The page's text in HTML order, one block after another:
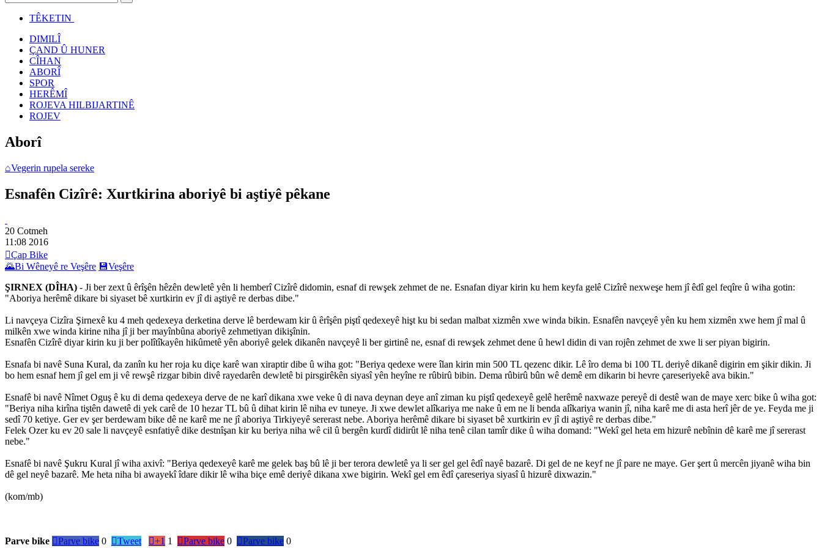
TÊKETIN
DIMILÎ
ÇAND Û HUNER
CÎHAN
ABORÎ
SPOR
HERÊMÎ
ROJEVA HILBIJARTINÊ
ROJEV
Aborî
⌂Vegerin rupela sereke
Esnafên Cizîrê: Xurtkirina aboriyê bi aştiyê pêkane
20 Cotmeh
11:08 2016
Çap Bike
🌄Bi Wêneyê re Veşêre 💾Veşêre
ŞIRNEX (DÎHA) - Ji ber zext û êrîşên hêzên dewletê yên li hemberî Cizîrê didomin, esnaf di rewşek zehmet de ne. Esnafan diyar kirin ku hem keyfa gelê Cizîrê nexweşe hem jî êdî gel feqîre û wiha gotin:
"Aboriya herêmê dikare bi siyaset bê xurtkirin ev jî di aştiyê re derbas dibe."
Li navçeya Cizîra Şirnexê ku 4 meh qedexeya derketina derve lê berdewam kir û êrîşên piştî qedexeyê hişt ku bi sedan malbat xizmên xwe winda bikin. Esnafên navçeyê yên ku hem xizmên xwe hem jî mal û
milkên xwe winda kirine niha jî ji ber mayînbûna aboriyê zehmetiyan dikişînin.
Esnafên Cizîrê diyar kirin ku ji ber polîtîkayên hikûmetê yên aboriyê gelek dikanên navçeyê li ber girtinê ne, esnaf di rewşek zehmet dene û hewl didin di van rojên zehmet de xwe li ser piyan bigirin.
Esnafa bi navê Suna Kural, da zanîn ku her roja ku diçe karê wan xiraptir dibe û wiha got: "Beriya qedexe were îlan kirin min 500 TL qezenc dikir. Lê îro dema bi 100 TL deriyê dikanê digirin em şikir dikin. Ji
bo hem esnaf hem jî gel em ji vê rewşê rizgar bibin divê rayedarên dewletê bi pirsgirêkên siyasî yên heyîne re rûbirû bibin. Dema rûbirû bûn wê demê em dikarin bi hevre çareseriyekê ava bikin."
Esnafê bi navê Nîmet Oguş ê ku di dema qedexeya derve de ne karî dikana xwe veke û di nava deynan deye anî ziman ku piştî qedexeyê gelê herêmê naxwaze pereyê di destê wan de maye xerc bike û wiha got:
"Beriya niha kirîna tiştên dawetê di yek carê de 10 hezar TL bû û dihat kirin lê niha ev tuneye. Ji xwe dewlet alîkariya me nake û em ne li benda alîkariya wanin jî, niha karê me di asta herî jêr de ye. Feyda me ji
sedî 70 ketiye. Ger ev şer berdewam bike dê ne karê me ne jî aboriya Tirkiyeyê sererast nebe. Aboriya herêmê dikare bi siyaset bê xurtkirin ev jî di aştiyê re derbas dibe."
Felek Ozer ku ev 20 sale li navçeyê esnfatiyê dike destnîşan kir ku beriya niha wê cil û bergên kurdî didirût lê niha tenê cilan tamîr dike û wiha domand: "Wekî gel heta em hizurê nebînin dê karê me jî sererast
nebe."
Esnafê bi navê Şukru Kural jî wiha axivî: "Beriya qedexeyê karê me gelek baş bû lê ji ber terora dewletê ya li ser gel gel êdî nayê bazarê. Di gel de ne keyf ne jî pare ne maye. Ger şert û mercên jiyanê wiha bin
dê gel neyê bazarê. Me heta niha bi awayekî îdare dikir lê wiha biçe emê deriyê dikana xwe bigirin. Wekî gel em êdî çareseriya siyasî û hizurê dixwazin."
(kom/mb)
Parve bike Parve bike 0 Tweet +1 1 Parve bike 0 Parve bike 0